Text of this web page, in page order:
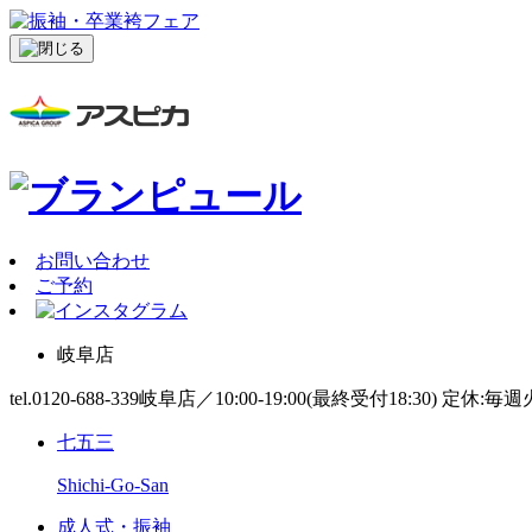
お問い合わせ
ご予約
岐阜店
tel.0120-688-339岐阜店／10:00-19:00(最終受付18:30) 定休:毎週
七五三
Shichi-Go-San
成人式・振袖